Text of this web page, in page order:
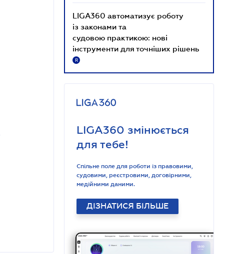
LIGA360 автоматизує роботу
із законами та
судовою практикою: нові
інструменти для точніших рішень
R
LIGA360 змінюється
для тебе!
Спільне поле для роботи із правовими,
судовими, реєстровими, договірними,
медійними даними.
ДІЗНАТИСЯ БІЛЬШЕ